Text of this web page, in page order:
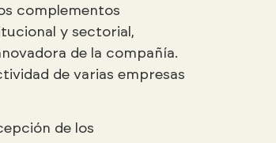
complementos
y sectorial,
de la compañía.
de varias empresas
de los